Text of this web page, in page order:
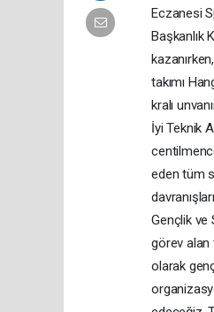
Eczanesi
Başkanlık
takımı
kralı
İyi Teknik
eden tüm
Gençlik ve
görev alan
olarak